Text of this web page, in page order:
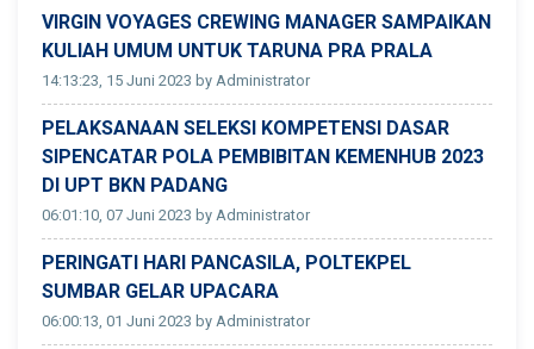
VIRGIN VOYAGES CREWING MANAGER SAMPAIKAN
KULIAH UMUM UNTUK TARUNA PRA PRALA
14:13:23, 15 Juni 2023 by Administrator
PELAKSANAAN SELEKSI KOMPETENSI DASAR
SIPENCATAR POLA PEMBIBITAN KEMENHUB 2023
DI UPT BKN PADANG
06:01:10, 07 Juni 2023 by Administrator
PERINGATI HARI PANCASILA, POLTEKPEL
SUMBAR GELAR UPACARA
06:00:13, 01 Juni 2023 by Administrator